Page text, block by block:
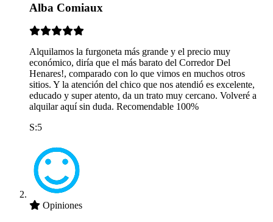
Alba Comiaux
Alquilamos la furgoneta más grande y el precio muy
económico, diría que el más barato del Corredor Del
Henares!, comparado con lo que vimos en muchos otros
sitios. Y la atención del chico que nos atendió es excelente,
educado y super atento, da un trato muy cercano. Volveré a
alquilar aquí sin duda. Recomendable 100%
S:5
Opiniones